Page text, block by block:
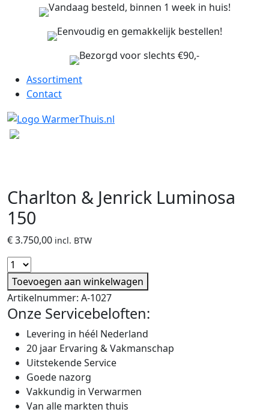
Vandaag besteld, binnen 1 week in huis!
Eenvoudig en gemakkelijk bestellen!
Bezorgd voor slechts €90,-
Assortiment
Contact
Charlton & Jenrick Luminosa
150
€3.750,00 incl. BTW
Toevoegen aan winkelwagen
Artikelnummer: A-1027
Onze Servicebeloften:
Levering in héél Nederland
20 jaar Ervaring & Vakmanschap
Uitstekende Service
Goede nazorg
Vakkundig in Verwarmen
Van alle markten thuis